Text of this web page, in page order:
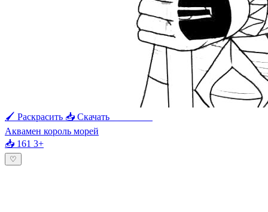
🖌 Раскрасить 📥 Скачать
Аквамен король морей
📥 161 3+
♡